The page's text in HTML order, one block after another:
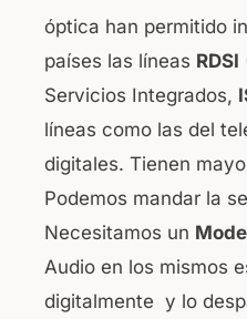
óptica han permitido
países las líneas RDSI
Servicios Integrados,
líneas como las del
digitales. Tienen
Podemos mandar la
Necesitamos un
Audio en los mismos
digitalmente y lo